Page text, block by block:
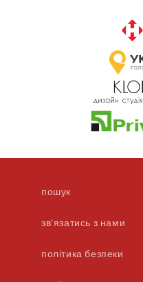
пошук
зв'язатись з нами
політика безпеки